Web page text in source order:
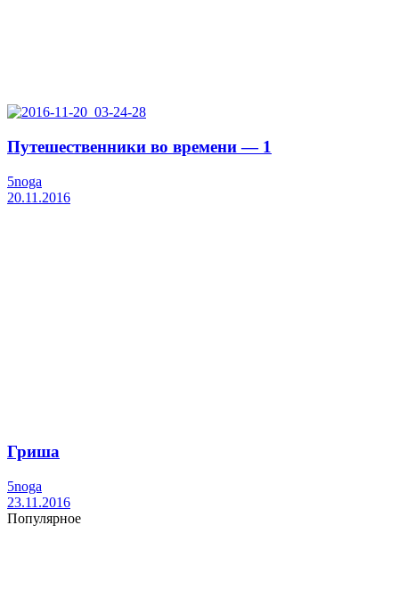
Путешественники во времени — 1
5noga
20.11.2016
Гриша
5noga
23.11.2016
Популярное